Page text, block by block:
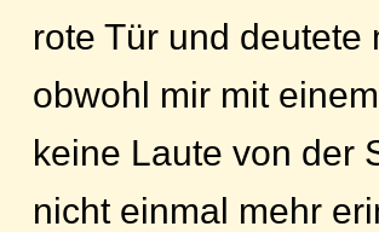
rote Tür und
obwohl mir mit
keine Laute von der
nicht einmal mehr